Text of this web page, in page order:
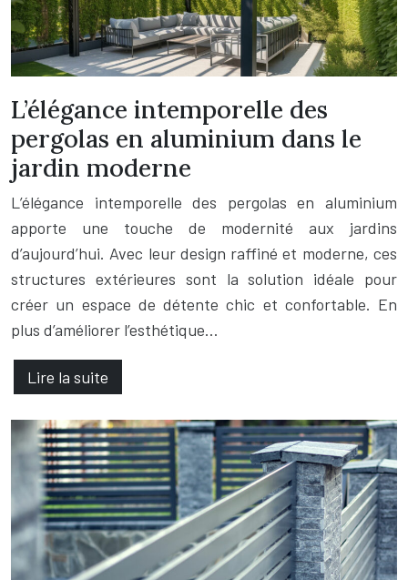
L’élégance intemporelle des
pergolas en aluminium dans le
jardin moderne
L’élégance intemporelle des pergolas en aluminium
apporte une touche de modernité aux jardins
d’aujourd’hui. Avec leur design raffiné et moderne, ces
structures extérieures sont la solution idéale pour
créer un espace de détente chic et confortable. En
plus d’améliorer l’esthétique…
Lire la suite